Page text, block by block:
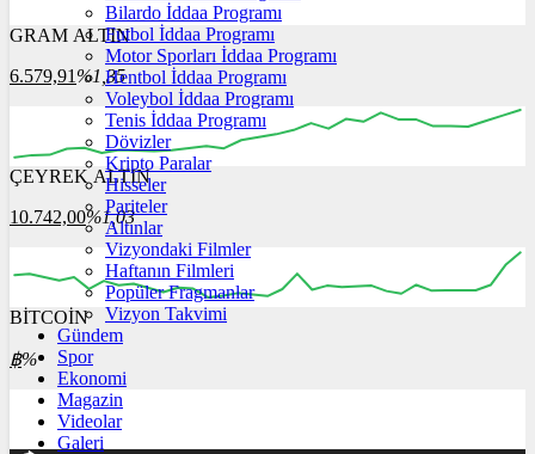
04:00 05:00
GRAM ALTIN
6.579,91 %1,35
04:00
ÇEYREK ALTIN
10.742,00%1,03
00:00 00:00
BİTCOİN
฿%
Bilardo İddaa Programı
Futbol İddaa Programı
Motor Sporları İddaa Programı
Hentbol İddaa Programı
Voleybol İddaa Programı
Tenis İddaa Programı
Dövizler
Kripto Paralar
Hisseler
Pariteler
Altınlar
Vizyondaki Filmler
Haftanın Filmleri
Popüler Fragmanlar
Vizyon Takvimi
Gündem
Spor
Ekonomi
Magazin
Videolar
Galeri